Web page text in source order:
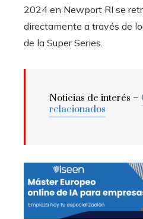
2024 en Newport RI se
directamente a través de
de la Super Series.
Noticias de interés –
relacionados